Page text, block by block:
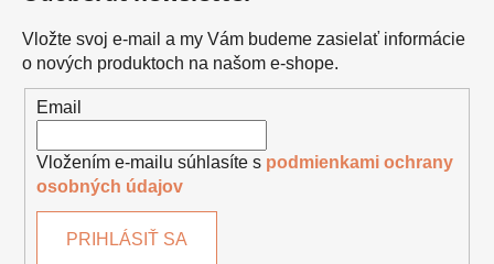
Vložte svoj e-mail a my Vám budeme zasielať informácie
o nových produktoch na našom e-shope.
Email
Vložením e-mailu súhlasíte s podmienkami ochrany
osobných údajov
PRIHLÁSIŤ SA